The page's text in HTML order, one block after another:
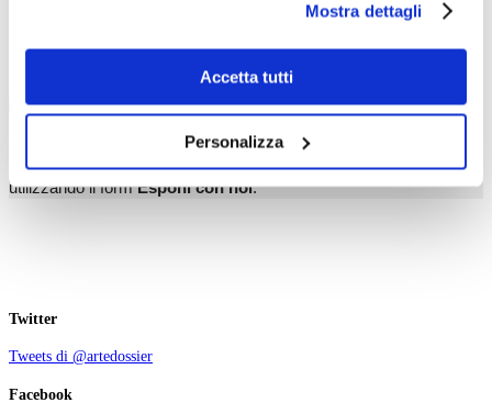
scelte privacy sui cookie, ti invitiamo a prendere visione
dell’informativa cookie.
Chiudendo il banner tramite la “X” prosegui la
navigazione senza alcuna profilazione e con installazione
il tuo consenso alla profilazione che potrai revocare in
Mostra dettagli
Accetta tutti
Personalizza
Su Artedossier.it uno spazio gratuito per farti conoscere.
Partecipare è semplice, costruisci la tua pagina personale
utilizzando il formEsponi con noi.
Twitter
Tweets di @artedossier
Facebook